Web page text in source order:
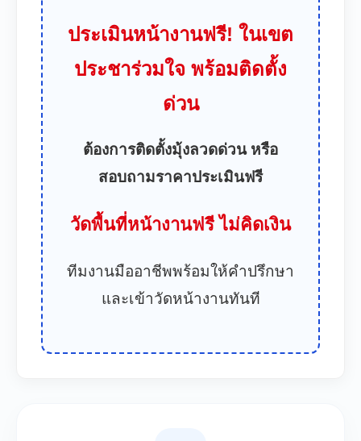
ประเมินหน้างานฟรี! ในเขต
ประชาร่วมใจ พร้อมติดตั้ง
ด่วน
ต้องการติดตั้งมุ้งลวดด่วน หรือ
สอบถามราคาประเมินฟรี
วัดพื้นที่หน้างานฟรี ไม่คิดเงิน
ทีมงานมืออาชีพพร้อมให้คำปรึกษา
และเข้าวัดหน้างานทันที